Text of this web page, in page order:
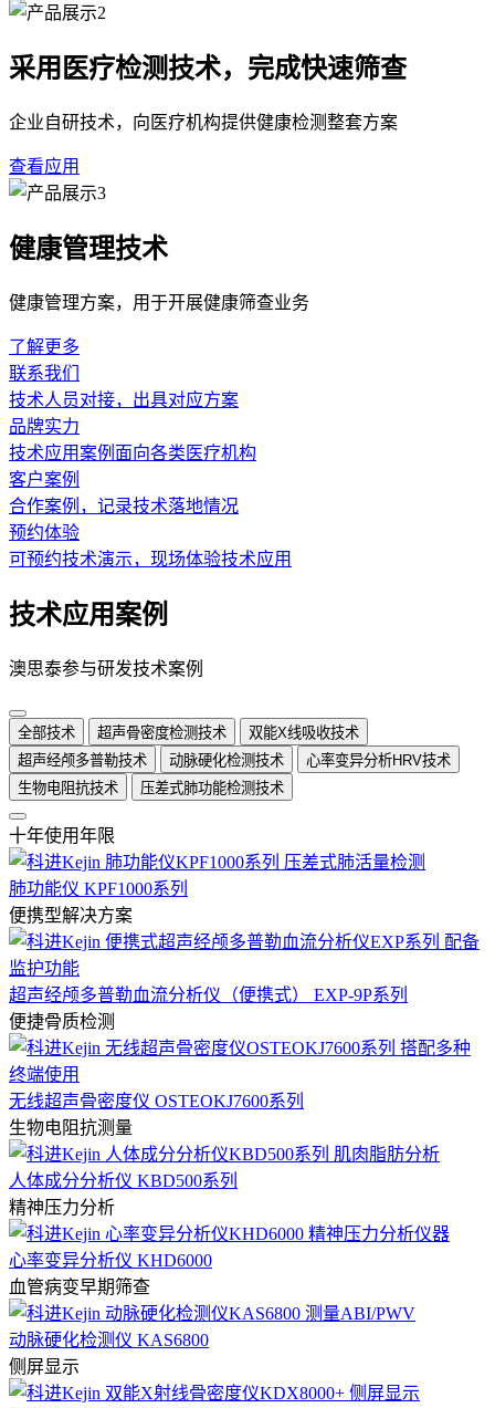
采用医疗检测技术，完成快速筛查
企业自研技术，向医疗机构提供健康检测整套方案
查看应用
健康管理技术
健康管理方案，用于开展健康筛查业务
了解更多
联系我们
技术人员对接，出具对应方案
品牌实力
技术应用案例面向各类医疗机构
客户案例
合作案例，记录技术落地情况
预约体验
可预约技术演示，现场体验技术应用
技术应用案例
澳思泰参与研发技术案例
全部技术 超声骨密度检测技术
双能X线吸收技术
超声经颅多普勒技术
动脉硬化检测技术
心率变异分析HRV技术
生物电阻抗技术
压差式肺功能检测技术
十年使用年限
肺功能仪 KPF1000系列
便携型解决方案
超声经颅多普勒血流分析仪（便携式） EXP-9P系列
便捷骨质检测
无线超声骨密度仪 OSTEOKJ7600系列
生物电阻抗测量
人体成分分析仪 KBD500系列
精神压力分析
心率变异分析仪 KHD6000
血管病变早期筛查
动脉硬化检测仪 KAS6800
侧屏显示